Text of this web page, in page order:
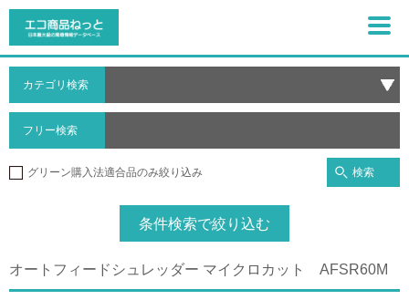
カテゴリ検索
フリー検索
グリーン購入法適合品のみ絞り込み 検索
条件検索で絞り込む
オートフィードシュレッダー マイクロカット AFSR60M